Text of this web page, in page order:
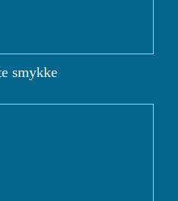
smykke